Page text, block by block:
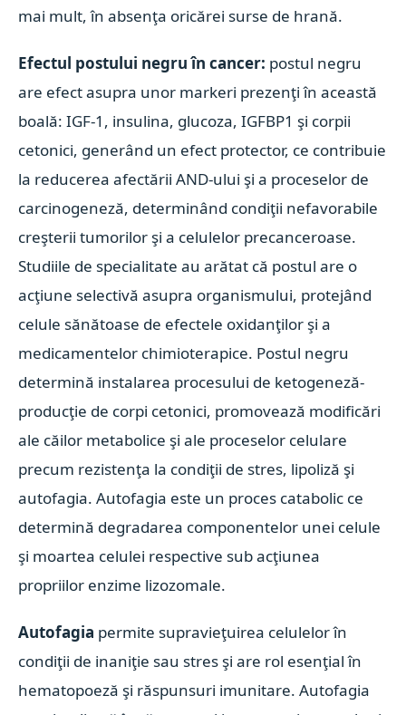
mai mult, în absenţa oricărei surse de hrană.
Efectul postului negru în cancer: postul negru
are efect asupra unor markeri prezenţi în această
boală: IGF-1, insulina, glucoza, IGFBP1 şi corpii
cetonici, generând un efect protector, ce contribuie
la reducerea afectării AND-ului şi a proceselor de
carcinogeneză, determinând condiţii nefavorabile
creşterii tumorilor şi a celulelor precanceroase.
Studiile de specialitate au arătat că postul are o
acţiune selectivă asupra organismului, protejând
celule sănătoase de efectele oxidanţilor şi a
medicamentelor chimioterapice. Postul negru
determină instalarea procesului de ketogeneză-
producţie de corpi cetonici, promovează modificări
ale căilor metabolice şi ale proceselor celulare
precum rezistenţa la condiţii de stres, lipoliză şi
autofagia. Autofagia este un proces catabolic ce
determină degradarea componentelor unei celule
şi moartea celulei respective sub acţiunea
propriilor enzime lizozomale.
Autofagia permite supravieţuirea celulelor în
condiţii de inaniţie sau stres şi are rol esenţial în
hematopoeză şi răspunsuri imunitare. Autofagia